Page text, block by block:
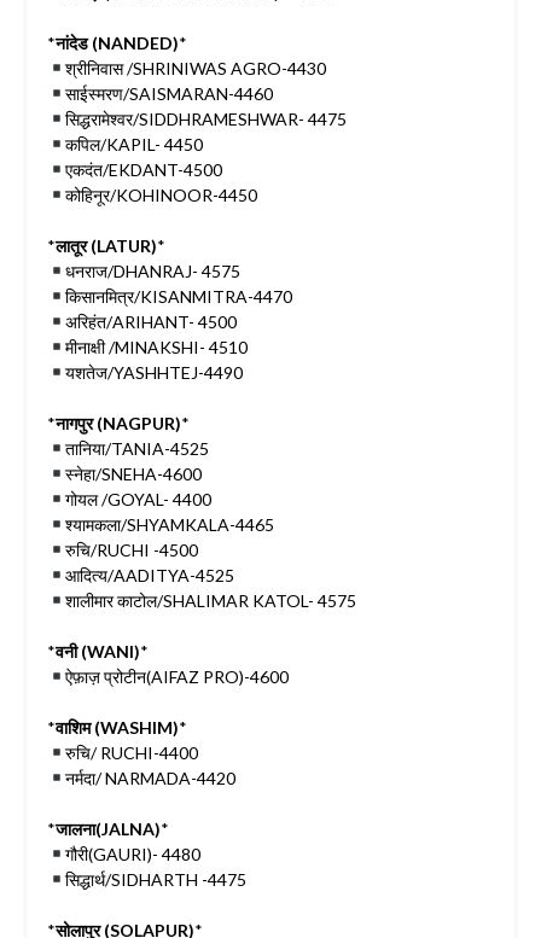
*नांदेड (NANDED)*
श्रीनिवास /SHRINIWAS AGRO-4430
साईस्मरण/SAISMARAN-4460
सिद्धरामेश्वर/SIDDHRAMESHWAR- 4475
कपिल/KAPIL- 4450
एकदंत/EKDANT-4500
कोहिनूर/KOHINOOR-4450
*लातूर (LATUR)*
धनराज/DHANRAJ- 4575
किसानमित्र/KISANMITRA-4470
अरिहंत/ARIHANT- 4500
मीनाक्षी /MINAKSHI- 4510
यशतेज/YASHHTEJ-4490
*नागपुर (NAGPUR)*
तानिया/TANIA-4525
स्नेहा/SNEHA-4600
गोयल /GOYAL- 4400
श्यामकला/SHYAMKALA-4465
रुचि/RUCHI -4500
आदित्य/AADITYA-4525
शालीमार काटोल/SHALIMAR KATOL- 4575
*वनी (WANI)*
ऐफ़ाज़ प्रोटीन(AIFAZ PRO)-4600
*वाशिम (WASHIM)*
रुचि/ RUCHI-4400
नर्मदा/ NARMADA-4420
*जालना(JALNA)*
गौरी(GAURI)- 4480
सिद्धार्थ/SIDHARTH -4475
*सोलापुर (SOLAPUR)*